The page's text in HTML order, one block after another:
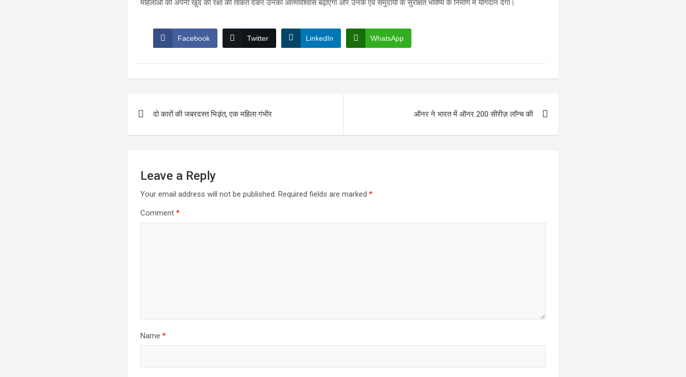
महिलाओं को अपनी खुद की रक्षा की ताकत देकर उनका आत्मविश्वास बढ़ाएगा और उनके एवं समुदायों के सुरक्षित भविष्य के निर्माण में योगदान देगा।
Facebook Twitter LinkedIn WhatsApp
दो कारों की जबरदस्त भिड़ंत, एक महिला गंभीर ऑनर ने भारत में ऑनर 200 सीरीज़ लॉन्च की
Leave a Reply
Your email address will not be published. Required fields are marked*
Comment*
Name*